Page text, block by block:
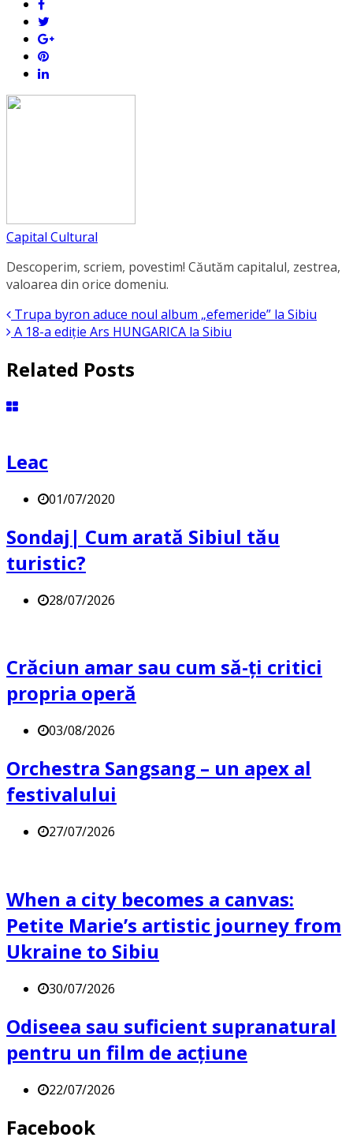
Capital Cultural
Descoperim, scriem, povestim! Căutăm capitalul, zestrea,
valoarea din orice domeniu.
Trupa byron aduce noul album „efemeride” la Sibiu
A 18-a ediție Ars HUNGARICA la Sibiu
Related Posts
Leac
01/07/2020
Sondaj| Cum arată Sibiul tău
turistic?
28/07/2026
Crăciun amar sau cum să-ți critici
propria operă
03/08/2026
Orchestra Sangsang – un apex al
festivalului
27/07/2026
When a city becomes a canvas:
Petite Marie’s artistic journey from
Ukraine to Sibiu
30/07/2026
Odiseea sau suficient supranatural
pentru un film de acțiune
22/07/2026
Facebook